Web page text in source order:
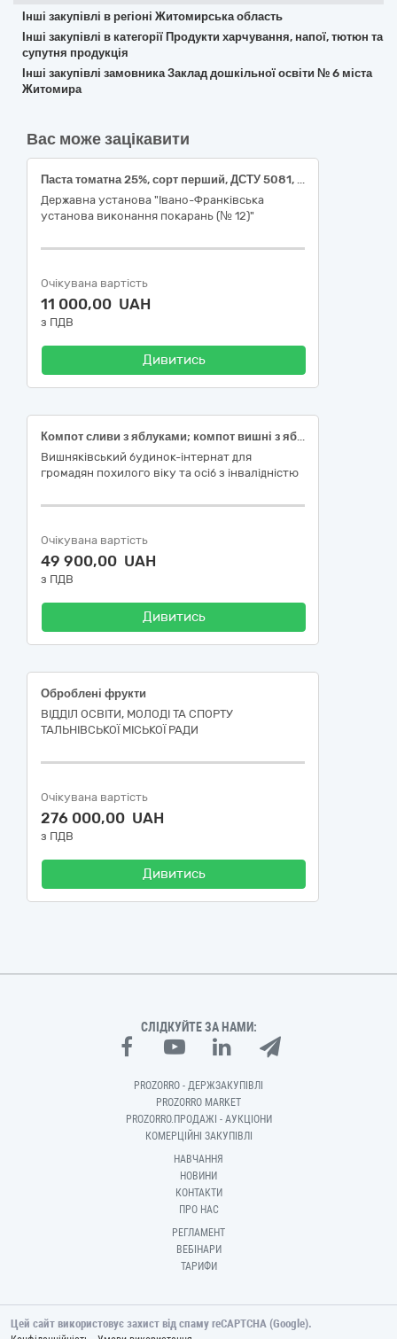
Інші закупівлі в регіоні Житомирська область
Інші закупівлі в категорії Продукти харчування, напої, тютюн та
супутня продукція
Інші закупівлі замовника Заклад дошкільної освіти № 6 міста
Житомира
Вас може зацікавити
Паста томатна 25%, сорт перший, ДСТУ 5081, банка скляна (ДК 021:2015: 15330000-0 Оброблені фрукти та овочі)
Державна установа "Івано-Франківська
установа виконання покарань (№ 12)"
Очікувана вартість
11 000,00 UAH
з ПДВ
Дивитись
Компот сливи з яблуками; компот вишні з яблуками; компот груші з яблуками
Вишняківський будинок-інтернат для
громадян похилого віку та осіб з інвалідністю
Очікувана вартість
49 900,00 UAH
з ПДВ
Дивитись
Оброблені фрукти
ВІДДІЛ ОСВІТИ, МОЛОДІ ТА СПОРТУ
ТАЛЬНІВСЬКОЇ МІСЬКОЇ РАДИ
Очікувана вартість
276 000,00 UAH
з ПДВ
Дивитись
СЛІДКУЙТЕ ЗА НАМИ:
PROZORRO - ДЕРЖЗАКУПІВЛІ
PROZORRO MARKET
PROZORRO.ПРОДАЖІ - АУКЦІОНИ
КОМЕРЦІЙНІ ЗАКУПІВЛІ
НАВЧАННЯ
НОВИНИ
КОНТАКТИ
ПРО НАС
РЕГЛАМЕНТ
ВЕБІНАРИ
ТАРИФИ
Цей сайт використовує захист від спаму reCAPTCHA (Google).